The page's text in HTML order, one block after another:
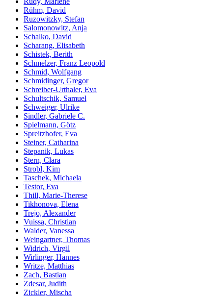
Rühm, David
Ruzowitzky, Stefan
Salomonowitz, Anja
Schalko, David
Scharang, Elisabeth
Schistek, Berith
Schmelzer, Franz Leopold
Schmid, Wolfgang
Schmidinger, Gregor
Schreiber-Urthaler, Eva
Schultschik, Samuel
Schweiger, Ulrike
Sindler, Gabriele C.
Spielmann, Götz
Spreitzhofer, Eva
Steiner, Catharina
Stepanik, Lukas
Stern, Clara
Strobl, Kim
Taschek, Michaela
Testor, Eva
Thill, Marie-Therese
Tikhonova, Elena
Trejo, Alexander
Vuissa, Christian
Walder, Vanessa
Weingartner, Thomas
Widrich, Virgil
Wirlinger, Hannes
Writze, Matthias
Zach, Bastian
Zdesar, Judith
Zickler, Mischa